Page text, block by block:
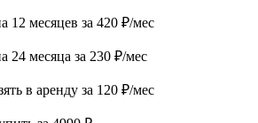
12 месяцев за 420 ₽/мес
24 месяца за 230 ₽/мес
в аренду за 120 ₽/мес